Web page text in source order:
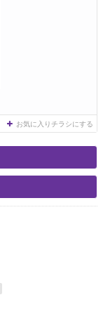
お気に入りチラシにする